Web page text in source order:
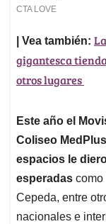
| Vea también:
gigantesca
otros lugares
Este año el
Coliseo
espacios le
esperadas como
Cepeda, entre
nacionales e